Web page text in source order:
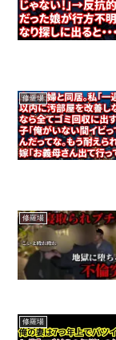
修羅場
修羅場
修羅場